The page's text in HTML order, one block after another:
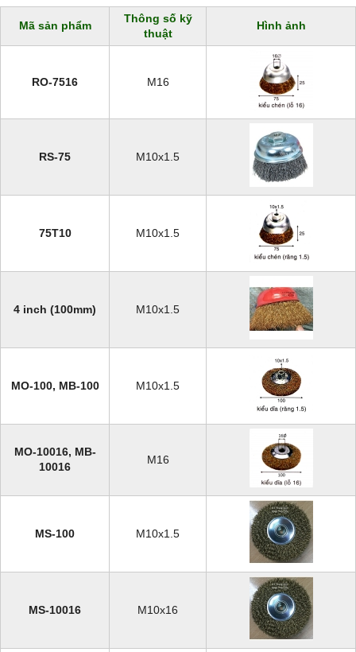
Mã sản phẩm
Thông số kỹ
thuật
Hình ảnh
RO-7516 M16
RS-75 M10x1.5
75T10 M10x1.5
4 inch (100mm) M10x1.5
MO-100, MB-100 M10x1.5
MO-10016, MB-
10016
M16
MS-100 M10x1.5
MS-10016 M10x16